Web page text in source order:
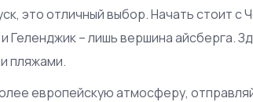
это отличный выбор. Начать стоит
Геленджик – лишь вершина айсберга.
пляжами.
европейскую атмосферу,